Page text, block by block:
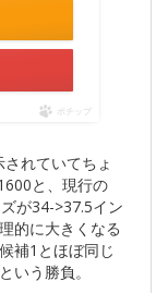
ポチップ
れていてちょ
と、現行の
が34->37.5イン
的に大きくなる
補1とほぼ同じ
いう勝負。